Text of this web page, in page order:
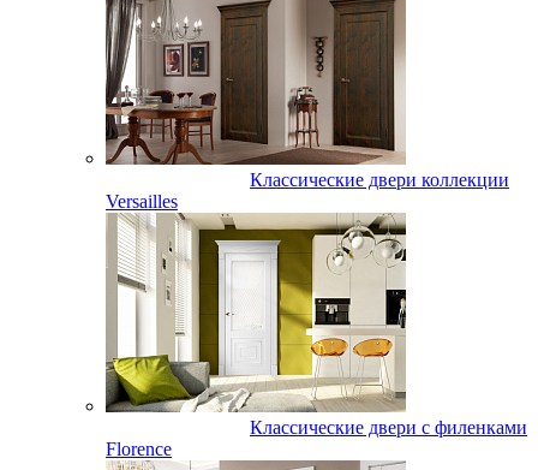
Классические двери коллекции
Versailles
Классические двери с филенками
Florence